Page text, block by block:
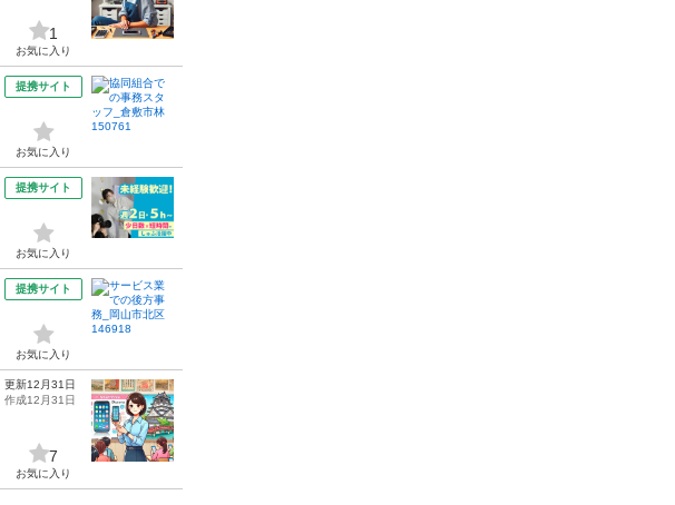
1
お気に入り
提携サイト
お気に入り
提携サイト
お気に入り
提携サイト
お気に入り
更新12月31日
作成12月31日
7
お気に入り